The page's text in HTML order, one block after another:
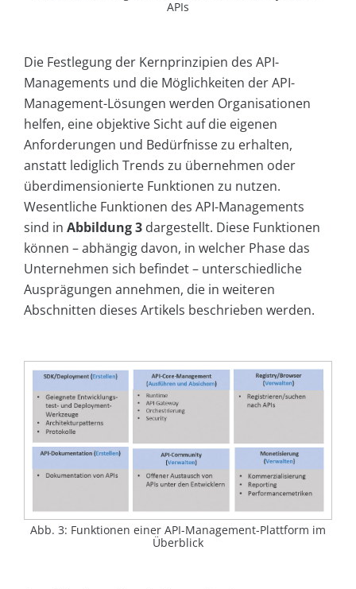
APIs
Die Festlegung der Kernprinzipien des API-
Managements und die Möglichkeiten der API-
Management-Lösungen werden Organisationen
helfen, eine objektive Sicht auf die eigenen
Anforderungen und Bedürfnisse zu erhalten,
anstatt lediglich Trends zu übernehmen oder
überdimensionierte Funktionen zu nutzen.
Wesentliche Funktionen des API-Managements
sind in Abbildung 3 dargestellt. Diese Funktionen
können – abhängig davon, in welcher Phase das
Unternehmen sich befindet – unterschiedliche
Ausprägungen annehmen, die in weiteren
Abschnitten dieses Artikels beschrieben werden.
Abb. 3: Funktionen einer API-Management-Plattform im
Überblick